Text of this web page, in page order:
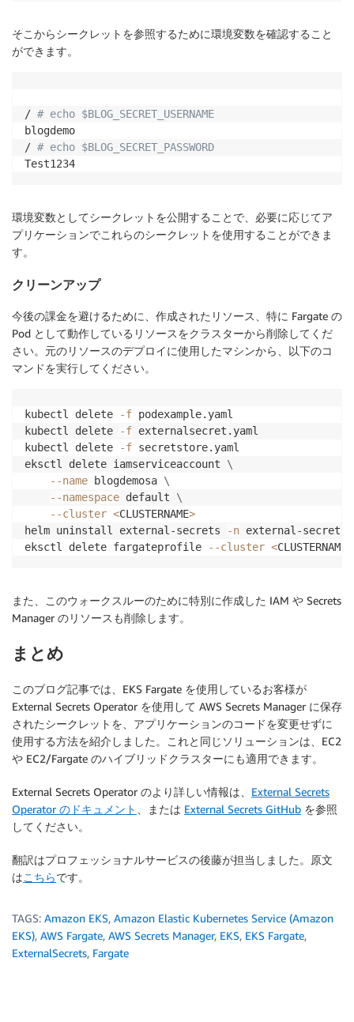
そこからシークレットを参照するために環境変数を確認すること
ができます。
/ # echo $BLOG_SECRET_USERNAME
blogdemo
/ # echo $BLOG_SECRET_PASSWORD
環境変数としてシークレットを公開することで、必要に応じてア
プリケーションでこれらのシークレットを使用することができま
す。
クリーンアップ
今後の課金を避けるために、作成されたリソース、特に Fargate の
Pod として動作しているリソースをクラスターから削除してくだ
さい。元のリソースのデプロイに使用したマシンから、以下のコ
マンドを実行してください。
kubectl delete -f podexample.yaml
kubectl delete
-f externalsecret.yaml
kubectl delete
-f secretstore.yaml
eksctl delete iamserviceaccount \
--name blogdemosa \
--namespace default \
--cluster <CLUSTERNAME>
helm uninstall external-secrets
-n external-secrets
eksctl delete fargateprofile
--cluster <CLUSTERNAME
また、このウォークスルーのために特別に作成した IAM や Secrets
Manager のリソースも削除します。
まとめ
このブログ記事では、EKS Fargate を使用しているお客様が
External Secrets Operator を使用して AWS Secrets Manager に保存
されたシークレットを、アプリケーションのコードを変更せずに
使用する方法を紹介しました。これと同じソリューションは、EC2
や EC2/Fargate のハイブリッドクラスターにも適用できます。
External Secrets Operator のより詳しい情報は、 External Secrets
Operator のドキュメント
、または External Secrets GitHub を参照
してください。
翻訳はプロフェッショナルサービスの後藤が担当しました。原文
はこちらです。
TAGS: Amazon EKS, Amazon Elastic Kubernetes Service (Amazon
EKS), AWS Fargate, AWS Secrets Manager, EKS, EKS Fargate,
ExternalSecrets, Fargate